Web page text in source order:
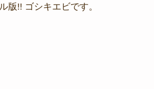
版!! ゴシキエビです。